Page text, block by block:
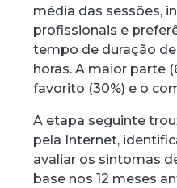
média das sessões,
profissionais e
tempo de duração
horas. A maior parte
favorito (30%) e o
A etapa seguinte
pela Internet,
avaliar os sintomas
base nos 12 meses